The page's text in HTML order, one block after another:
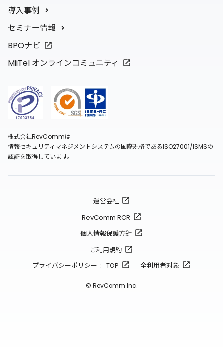
導入事例
セミナー情報
BPOナビ
MiiTel オンラインコミュニティ
株式会社RevCommは
情報セキュリティマネジメントシステムの国際規格であるISO27001/ISMSの
認証を取得しています。
運営会社
RevComm RCR
個人情報保護方針
ご利用規約
プライバシーポリシー : TOP
全利用者対象
© RevComm Inc.